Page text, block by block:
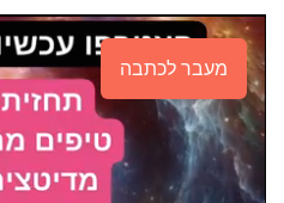
מעבר לכתבה